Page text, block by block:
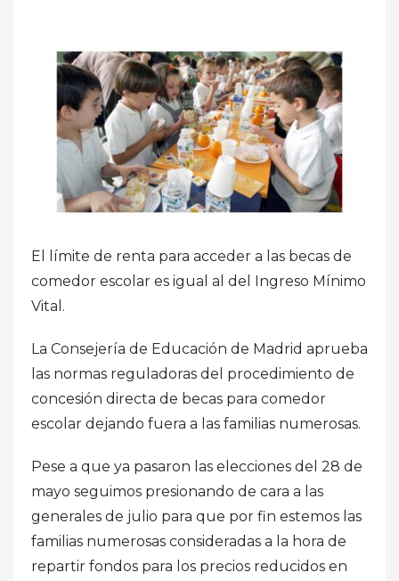
El límite de renta para acceder a las becas de
comedor escolar es igual al del Ingreso Mínimo
Vital.
La Consejería de Educación de Madrid aprueba
las normas reguladoras del procedimiento de
concesión directa de becas para comedor
escolar dejando fuera a las familias numerosas.
Pese a que ya pasaron las elecciones del 28 de
mayo seguimos presionando de cara a las
generales de julio para que por fin estemos las
familias numerosas consideradas a la hora de
repartir fondos para los precios reducidos en